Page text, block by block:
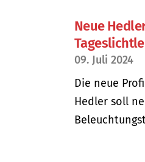
Neue
09. Juli 2024
Die neue
Hedler soll